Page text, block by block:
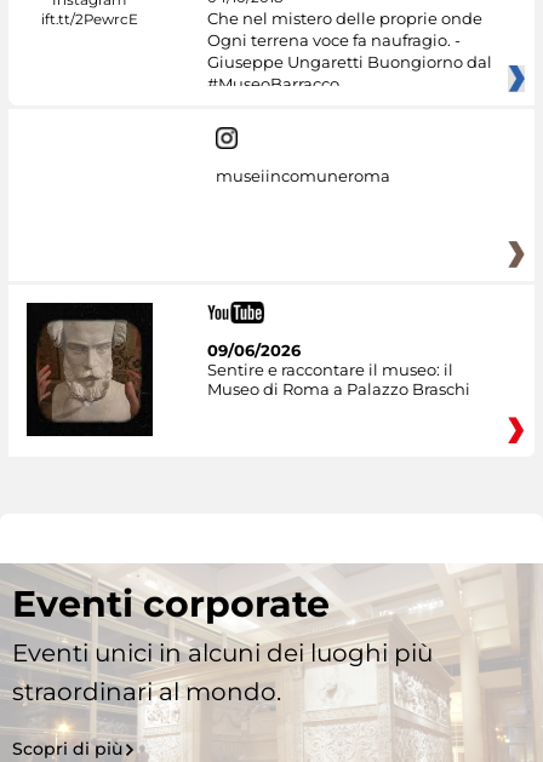
Che nel mistero delle proprie onde
Ogni terrena voce fa naufragio. -
Giuseppe Ungaretti Buongiorno dal
#MuseoBarracco
museiincomuneroma
09/06/2026
Sentire e raccontare il museo: il
Museo di Roma a Palazzo Braschi
Eventi corporate
Eventi unici in alcuni dei luoghi più
straordinari al mondo.
Scopri di più